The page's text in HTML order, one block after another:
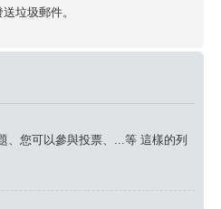
垃圾郵件。
、您可以參與投票、...等這樣的列